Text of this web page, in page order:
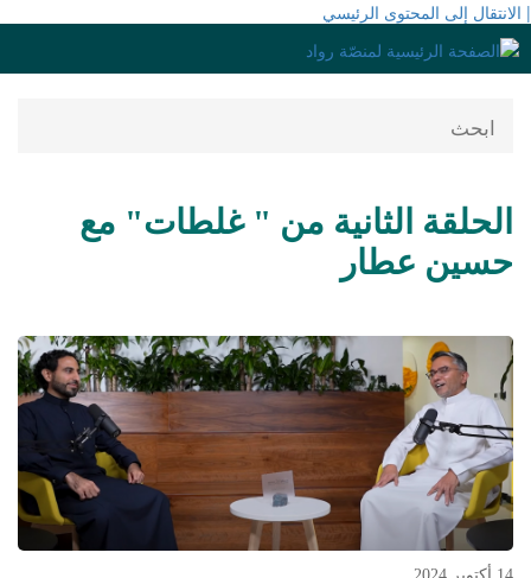
| الانتقال إلى المحتوى الرئيسي
الحلقة الثانية من " غلطات" مع
حسين عطار
14 أكتوبر 2024